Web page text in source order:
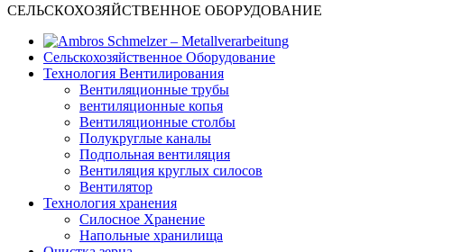
СЕЛЬСКОХОЗЯЙСТВЕННОЕ ОБОРУДОВАНИЕ
Сельскохозяйственное Оборудование
Технология Вентилирования
Вентиляционные трубы
вентиляционные копья
Вентиляционные столбы
Полукруглые каналы
Подпольная вентиляция
Вентиляция круглых силосов
Вентилятор
Технология хранения
Силосное Хранение
Hапольные хранилища